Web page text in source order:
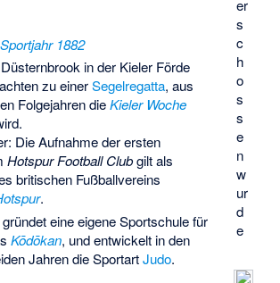
er
s
c
h
o
s
s
e
n
w
ur
d
e
Sportjahr 1882
in der Kieler Förde
zu einerSegelregatta, aus
Folgejahren dieKieler Woche
Die Aufnahme der ersten
Hotspur Football Clubgilt als
britischen Fußballvereins
.
eine eigene Sportschule für
Kōdōkan, und entwickelt in den
Jahren die SportartJudo.